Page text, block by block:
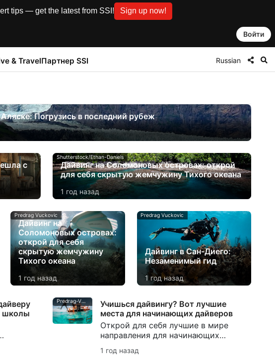
tips — get the latest from SSI! Sign up now!
Войти
& TravelПартнер SSI Russian
Погрузись в последний рубеж
с
Shutterstock/Ethan-Daniels
Дайвинг на Соломоновых островах: открой
для себя скрытую жемчужину Тихого океана
1 год назад
Predrag Vuckovic
Дайвинг на
Соломоновых островах:
открой для себя
скрытую жемчужину
Тихого океана
1 год назад
Predrag Vuckovic
Дайвинг в Сан-Диего:
Незаменимый гид
1 год назад
школы
Predrag-Vuckovic
Учишься дайвингу? Вот лучшие
места для начинающих дайверов
Открой для себя лучшие в мире
направления для начинающих
погружений, подходящие для
1 год назад